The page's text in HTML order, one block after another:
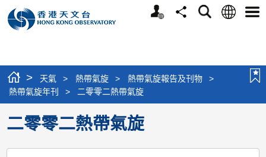
個
分
搜
語
選
> 天氣 > 熱帶氣旋 > 熱帶氣旋報告及刊物
>
熱帶氣旋年刊
> 二零零二熱帶氣旋
二零零二熱帶氣旋